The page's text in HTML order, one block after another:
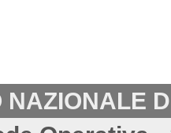
NAZIONALE